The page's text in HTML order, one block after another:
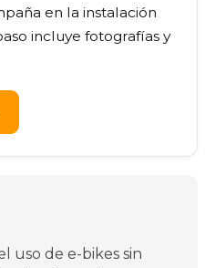
en la instalación
incluye fotografías y
uso de e-bikes sin